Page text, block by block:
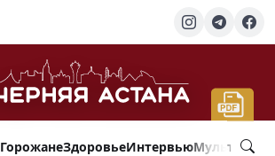
ГорожанеЗдоровьеИнтервью